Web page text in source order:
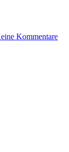
Kommentare